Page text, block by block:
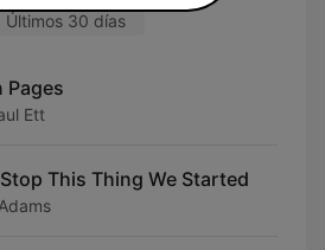
Últimos 30 días
Pages
Ett
This Thing We Started